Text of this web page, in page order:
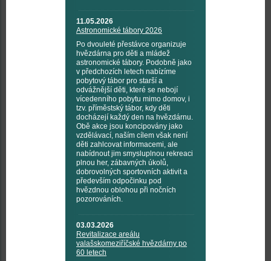
11.05.2026
Astronomické tábory 2026
Po dvouleté přestávce organizuje
hvězdárna pro děti a mládež
astronomické tábory. Podobně jako
v předchozích letech nabízíme
pobytový tábor pro starší a
odvážnější děti, které se nebojí
vícedenního pobytu mimo domov, i
tzv. příměstský tábor, kdy děti
docházejí každý den na hvězdárnu.
Obě akce jsou koncipovány jako
vzdělávací, naším cílem však není
děti zahlcovat informacemi, ale
nabídnout jim smysluplnou rekreaci
plnou her, zábavných úkolů,
dobrovolných sportovních aktivit a
především odpočinku pod
hvězdnou oblohou při nočních
pozorováních.
03.03.2026
Revitalizace areálu
valašskomeziříčské hvězdárny po
60 letech